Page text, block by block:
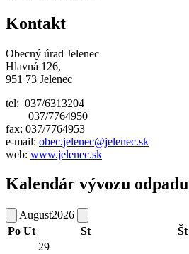
Kontakt
Obecný úrad Jelenec
Hlavná 126,
951 73 Jelenec
tel: 037/6313204
037/7764950
fax: 037/7764953
e-mail: obec.jelenec@jelenec.sk
web: www.jelenec.sk
Kalendár vývozu odpadu
August2026
Po Ut St Št
29